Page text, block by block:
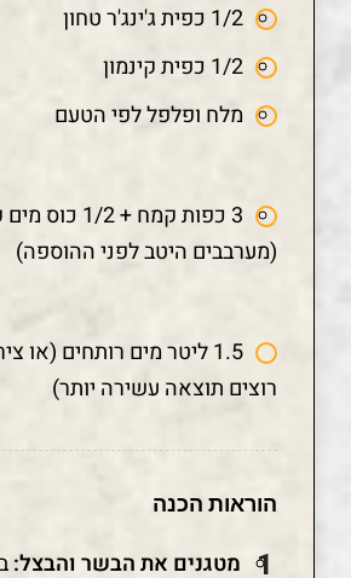
1/2 כפית ג'ינג'ר טחון
1/2 כפית קינמון
מלח ופלפל לפי הטעם
3 כפות קמח + 1/2
(מערבבים היטב לפני ההוספה)
1.5 ליטר מים רותחים (או
רוצים תוצאה עשירה יותר)
הוראות הכנה
מטגנים את הבשר והבצל: